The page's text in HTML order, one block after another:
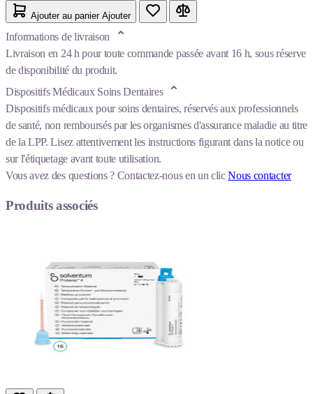
Ajouter au panier Ajouter
Informations de livraison
Livraison en 24 h pour toute commande passée avant 16 h, sous réserve
de disponibilité du produit.
Dispositifs Médicaux Soins Dentaires
Dispositifs médicaux pour soins dentaires, réservés aux professionnels
de santé, non remboursés par les organismes d'assurance maladie au titre
de la LPP. Lisez attentivement les instructions figurant dans la notice ou
sur l'étiquetage avant toute utilisation.
Vous avez des questions ? Contactez-nous en un clicNous contacter
Produits associés